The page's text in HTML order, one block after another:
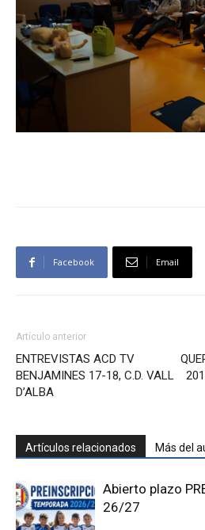
Facebook Email
Artículo anterior
ENTREVISTAS ACD TV
BENJAMINES 17-18, C.D. VALL
D’ALBA
Artículos relacionados Más del
Abierto plazo
26/27